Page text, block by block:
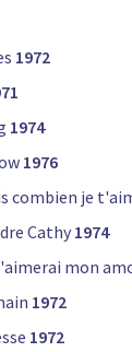
1972
1974
1976
combien je
Cathy 1974
mon
1972
1972